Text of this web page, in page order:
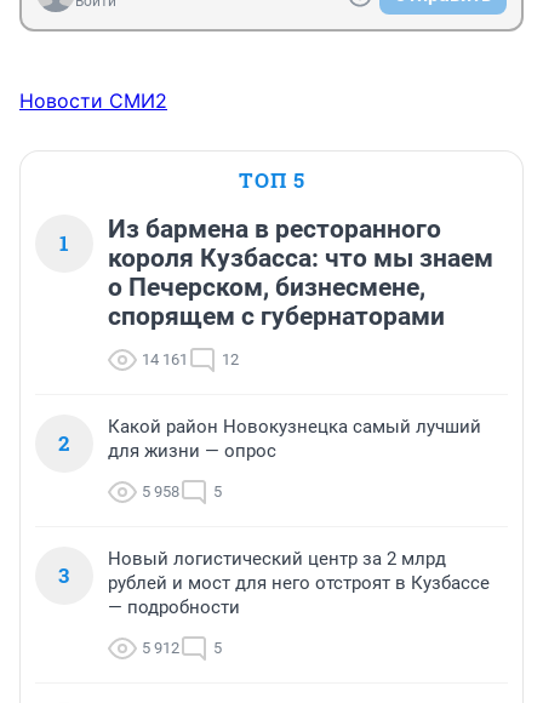
Новости СМИ2
ТОП 5
1
Из бармена в ресторанного
короля Кузбасса: что мы знаем
о Печерском, бизнесмене,
спорящем с губернаторами
14 161 12
2
Какой район Новокузнецка самый лучший
для жизни — опрос
5 958 5
3
Новый логистический центр за 2 млрд
рублей и мост для него отстроят в Кузбассе
— подробности
5 912 5